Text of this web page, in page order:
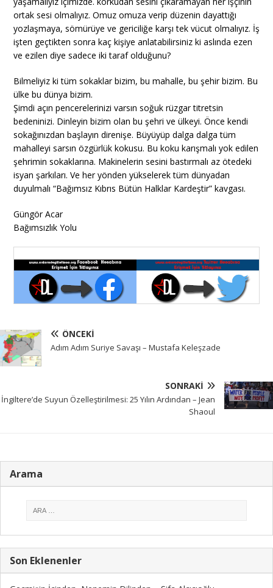
ortak sesi olmalıyız. Omuz omuza verip düzenin dayattığı
yozlaşmaya, sömürüye ve gericiliğe karşı tek vücut olmalıyız. İş
işten geçtikten sonra kaç kişiye anlatabilirsiniz ki aslında ezen
ve ezilen diye sadece iki taraf olduğunu?
Bilmeliyiz ki tüm sokaklar bizim, bu mahalle, bu şehir bizim. Bu
ülke bu dünya bizim.
Şimdi açın pencerelerinizi varsın soğuk rüzgar titretsin
bedeninizi. Dinleyin bizim olan bu şehri ve ülkeyi. Önce kendi
sokağınızdan başlayın direnişe. Büyüyüp dalga dalga tüm
mahalleyi sarsın özgürlük kokusu. Bu koku karışmalı yok edilen
şehrimin sokaklarına. Makinelerin sesini bastırmalı az ötedeki
isyan şarkıları. Ve her yönden yükselerek tüm dünyadan
duyulmalı “Bağımsız Kıbrıs Bütün Halklar Kardeştir” kavgası.
Güngör Acar
Bağımsızlık Yolu
ÖNCEKI
Adım Adım Suriye Savaşı – Mustafa Keleşzade
SONRAKI
İngiltere’de Suyun Özelleştirilmesi: 25 Yılın Ardından – Jean
Shaoul
Arama
Son Eklenenler